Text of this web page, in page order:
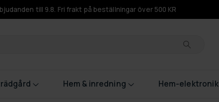
till 9.8. Fri frakt på beställningar över 500 KR
Hem & inredning Hem-elektronik